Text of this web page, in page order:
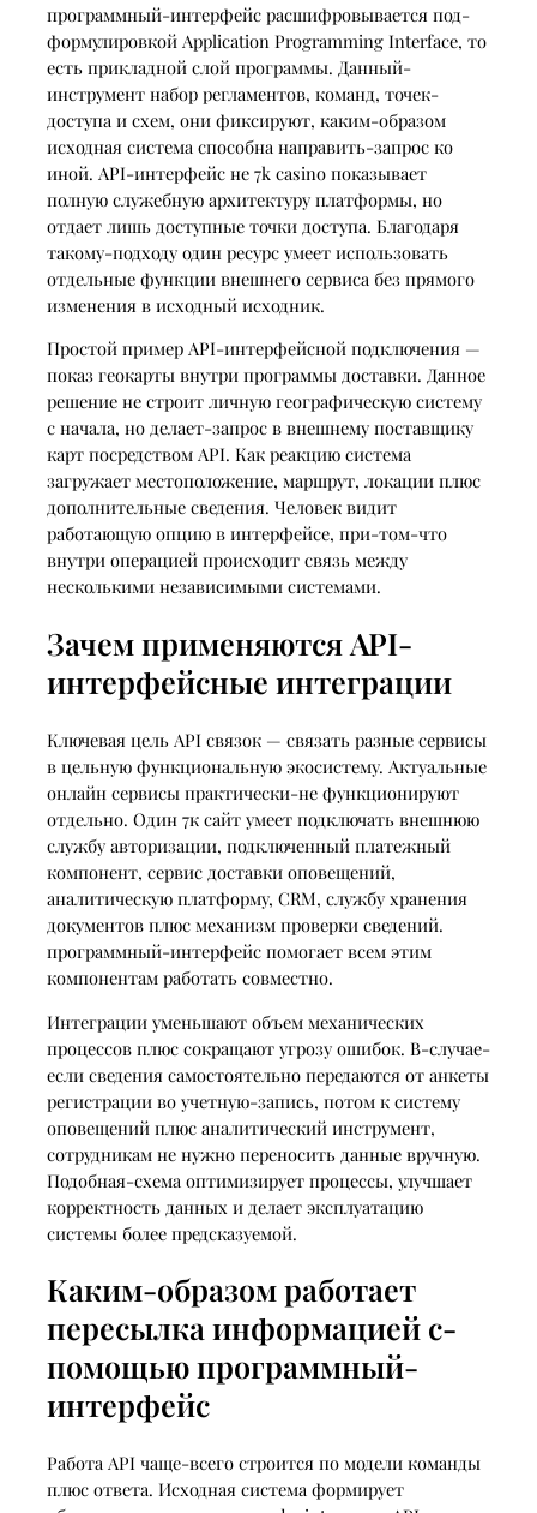
программный-интерфейс расшифровывается под-
формулировкой Application Programming Interface, то
есть прикладной слой программы. Данный-
инструмент набор регламентов, команд, точек-
доступа и схем, они фиксируют, каким-образом
исходная система способна направить-запрос ко
иной. API-интерфейс не 7k casino показывает
полную служебную архитектуру платформы, но
отдает лишь доступные точки доступа. Благодаря
такому-подходу один ресурс умеет использовать
отдельные функции внешнего сервиса без прямого
изменения в исходный исходник.
Простой пример API-интерфейсной подключения —
показ геокарты внутри программы доставки. Данное
решение не строит личную географическую систему
с начала, но делает-запрос в внешнему поставщику
карт посредством API. Как реакцию система
загружает местоположение, маршрут, локации плюс
дополнительные сведения. Человек видит
работающую опцию в интерфейсе, при-том-что
внутри операцией происходит связь между
несколькими независимыми системами.
Зачем применяются API-
интерфейсные интеграции
Ключевая цель API связок — связать разные сервисы
в цельную функциональную экосистему. Актуальные
онлайн сервисы практически-не функционируют
отдельно. Один 7к сайт умеет подключать внешнюю
службу авторизации, подключенный платежный
компонент, сервис доставки оповещений,
аналитическую платформу, CRM, службу хранения
документов плюс механизм проверки сведений.
программный-интерфейс помогает всем этим
компонентам работать совместно.
Интеграции уменьшают объем механических
процессов плюс сокращают угрозу ошибок. В-случае-
если сведения самостоятельно передаются от анкеты
регистрации во учетную-запись, потом к систему
оповещений плюс аналитический инструмент,
сотрудникам не нужно переносить данные вручную.
Подобная-схема оптимизирует процессы, улучшает
корректность данных и делает эксплуатацию
системы более предсказуемой.
Каким-образом работает
пересылка информацией с-
помощью программный-
интерфейс
Работа API чаще-всего строится по модели команды
плюс ответа. Исходная система формирует